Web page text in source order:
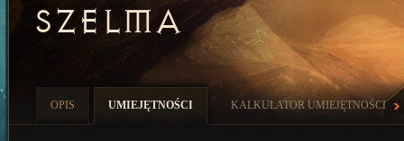
SZELMA
OPIS UMIEJĘTNOŚCI KALKULATOR UMIEJĘTNOŚCI